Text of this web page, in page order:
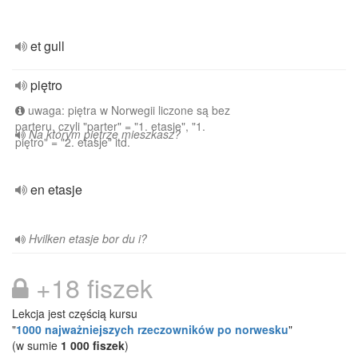
et gull
piętro
uwaga: piętra w Norwegii liczone są bez
parteru, czyli "parter" = "1. etasje", "1.
piętro" = "2. etasje" itd.
Na którym piętrze mieszkasz?
en etasje
Hvilken etasje bor du i?
+18 fiszek
Lekcja jest częścią kursu
"1000 najważniejszych rzeczowników po norwesku"
(w sumie 1 000 fiszek)